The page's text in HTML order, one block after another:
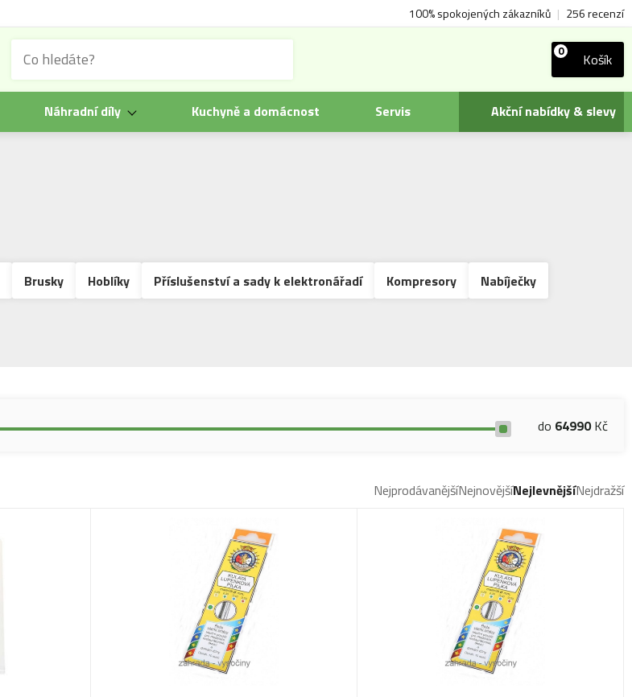
100% spokojených zákazníků | 256 recenzí
0 Košík
Náhradní díly Kuchyně a domácnost Servis Akční nabídky & slevy
Brusky Hoblíky Příslušenství a sady k elektronářadí Kompresory
Nabíječky
do 64990Kč
NejprodávanějšíNejnovějšíNejlevnějšíNejdražší